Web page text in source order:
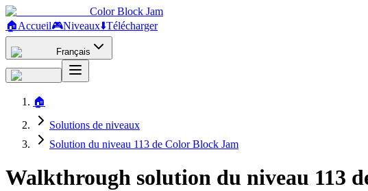
Color Block Jam
🏠Accueil🎮Niveaux⬇️Télécharger
Français
🏠
Solutions de niveaux
Solution du niveau 113 de Color Block Jam
Walkthrough solution du niveau 113